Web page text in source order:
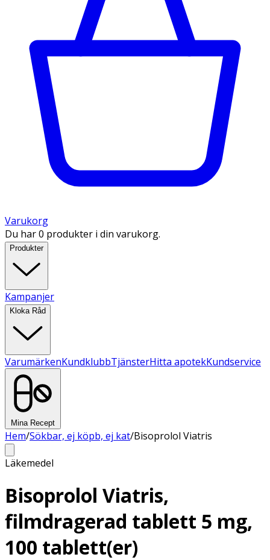
Varukorg
Du har 0 produkter i din varukorg.
Produkter
Kampanjer
Kloka Råd
VarumärkenKundklubbTjänsterHitta apotekKundservice
Mina Recept
Hem/Sökbar, ej köpb, ej kat/Bisoprolol Viatris
Läkemedel
Bisoprolol Viatris,
filmdragerad tablett 5 mg,
100 tablett(er)